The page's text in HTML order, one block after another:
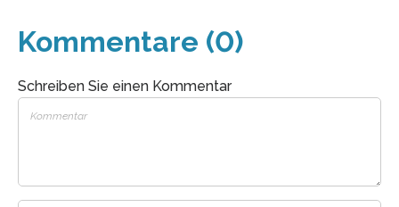
Kommentare (0)
Schreiben Sie einen Kommentar